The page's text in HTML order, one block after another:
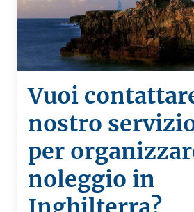
Vuoi
nostro
per
noleggio in